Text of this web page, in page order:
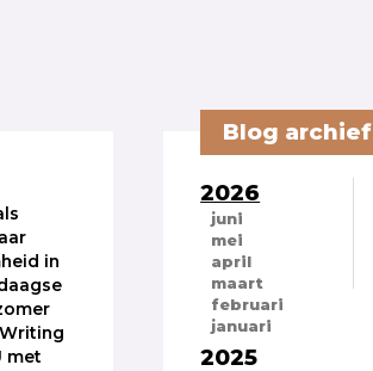
in
met
Blog archief
2026
juni
mei
april
maart
februari
januari
2025